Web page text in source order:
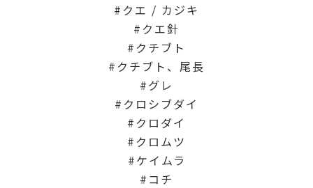
クエ / カジキ
クエ針
クチブト
クチブト、尾長
グレ
クロシブダイ
クロダイ
クロムツ
ケイムラ
コチ